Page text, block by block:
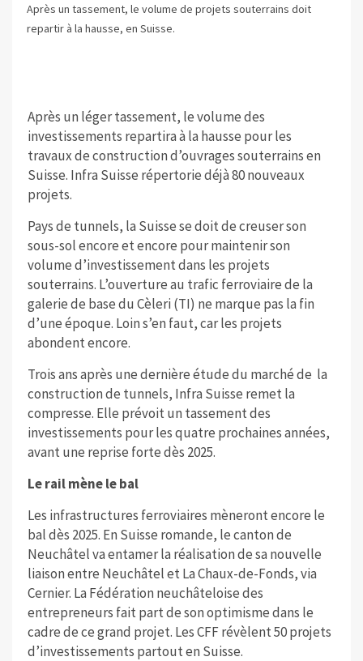
Après un tassement, le volume de projets souterrains doit
repartir à la hausse, en Suisse.
Après un léger tassement, le volume des
investissements repartira à la hausse pour les
travaux de construction d’ouvrages souterrains en
Suisse. Infra Suisse répertorie déjà 80 nouveaux
projets.
Pays de tunnels, la Suisse se doit de creuser son
sous-sol encore et encore pour maintenir son
volume d’investissement dans les projets
souterrains. L’ouverture au trafic ferroviaire de la
galerie de base du Cèleri (TI) ne marque pas la fin
d’une époque. Loin s’en faut, car les projets
abondent encore.
Trois ans après une dernière étude du marché de la
construction de tunnels, Infra Suisse remet la
compresse. Elle prévoit un tassement des
investissements pour les quatre prochaines années,
avant une reprise forte dès 2025.
Le rail mène le bal
Les infrastructures ferroviaires mèneront encore le
bal dès 2025. En Suisse romande, le canton de
Neuchâtel va entamer la réalisation de sa nouvelle
liaison entre Neuchâtel et La Chaux-de-Fonds, via
Cernier. La Fédération neuchâteloise des
entrepreneurs fait part de son optimisme dans le
cadre de ce grand projet. Les CFF révèlent 50 projets
d’investissements partout en Suisse.